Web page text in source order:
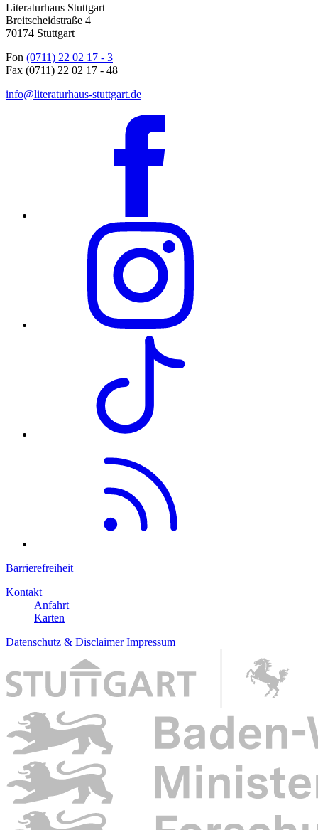
Literaturhaus Stuttgart
Breitscheidstraße 4
70174 Stuttgart
Fon (0711) 22 02 17 - 3
Fax (0711) 22 02 17 - 48
info@literaturhaus-stuttgart.de
Barrierefreiheit
Kontakt
Anfahrt
Karten
Datenschutz & Disclaimer Impressum